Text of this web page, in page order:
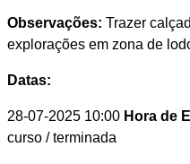
Observações: Trazer
explorações em zona de
Datas:
28-07-2025 10:00 Hora de
curso / terminada